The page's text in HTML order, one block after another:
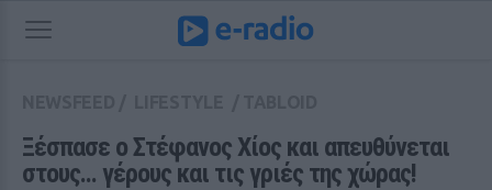
Ξέσπασε ο Στέφανος Χίος και απευθύνεται
στους... γέρους και τις γριές της χώρας!